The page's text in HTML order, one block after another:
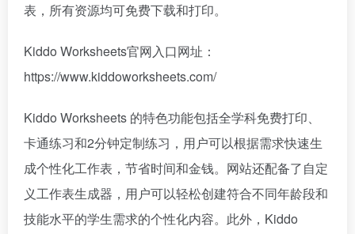
表，所有资源均可免费下载和打印。
Kiddo Worksheets官网入口网址：
https://www.kiddoworksheets.com/
Kiddo Worksheets 的特色功能包括全学科免费打印、
卡通练习和2分钟定制练习，用户可以根据需求快速生
成个性化工作表，节省时间和金钱。网站还配备了自定
义工作表生成器，用户可以轻松创建符合不同年龄段和
技能水平的学生需求的个性化内容。此外，Kiddo